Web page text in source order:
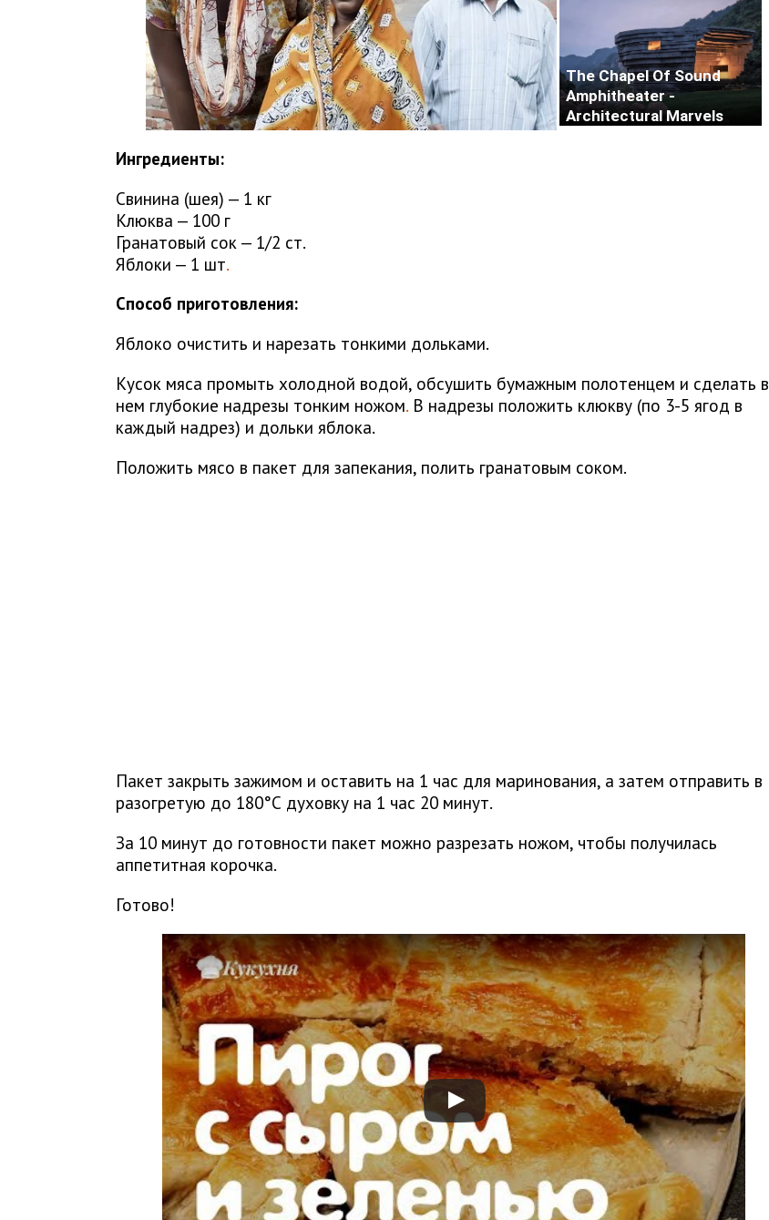
Ингредиенты:
Свинина (шея) — 1 кг
Клюква — 100 г
Гранатовый сок — 1/2 ст.
Яблоки — 1 шт.
Способ приготовления:
Яблоко очистить и нарезать тонкими дольками.
Кусок мяса промыть холодной водой, обсушить бумажным полотенцем и сделать в
нем глубокие надрезы тонким ножом. В надрезы положить клюкву (по 3-5 ягод в
каждый надрез) и дольки яблока.
Положить мясо в пакет для запекания, полить гранатовым соком.
Пакет закрыть зажимом и оставить на 1 час для маринования, а затем отправить в
разогретую до 180°С духовку на 1 час 20 минут.
За 10 минут до готовности пакет можно разрезать ножом, чтобы получилась
аппетитная корочка.
Готово!